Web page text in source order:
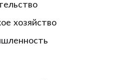
хозяйство